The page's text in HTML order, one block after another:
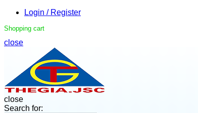
Login / Register
Shopping cart
close
close
Search for: